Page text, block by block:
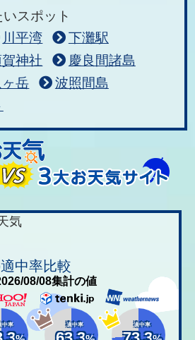
スポット
川平湾
下灘駅
神社
慶良間諸島
ヶ岳
波照間島
気
中率比較
08/08集計の値
中率 適中率 適中率